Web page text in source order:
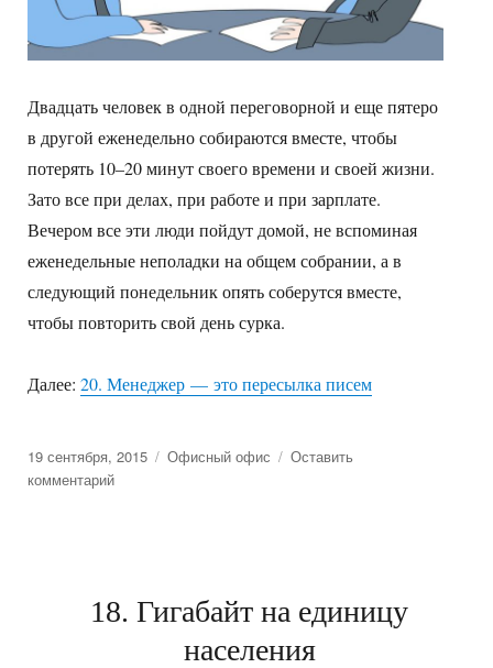
Двадцать человек в одной переговорной и еще пятеро
в другой еженедельно собираются вместе, чтобы
потерять 10–20 минут своего времени и своей жизни.
Зато все при делах, при работе и при зарплате.
Вечером все эти люди пойдут домой, не вспоминая
еженедельные неполадки на общем собрании, а в
следующий понедельник опять соберутся вместе,
чтобы повторить свой день сурка.
Далее: 20. Менеджер — это пересылка писем
Posted
on
19 сентября, 2015 Categories
Офисный офис
Оставить
комментарий
18. Гигабайт на единицу
населения